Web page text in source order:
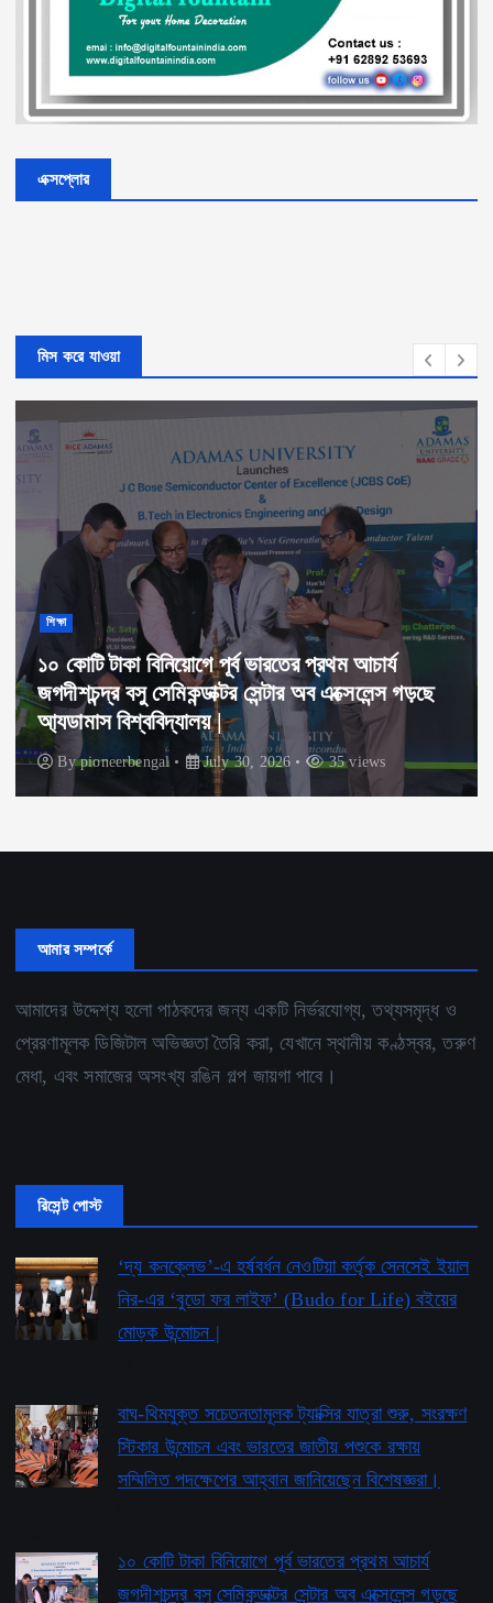
এক্সপ্লোর
মিস করে যাওয়া
শিক্ষা
১০ কোটি টাকা বিনিয়োগে পূর্ব ভারতের প্রথম আচার্য
জগদীশচন্দ্র বসু সেমিকন্ডাক্টর সেন্টার অব এক্সেলেন্স গড়ছে
আ্যডামাস বিশ্ববিদ্যালয় |
Bypioneerbengal July 30, 2026 35 views
আমার সম্পর্কে
আমাদের উদ্দেশ্য হলো পাঠকদের জন্য একটি নির্ভরযোগ্য, তথ্যসমৃদ্ধ ও
প্রেরণামূলক ডিজিটাল অভিজ্ঞতা তৈরি করা, যেখানে স্থানীয় কণ্ঠস্বর, তরুণ
মেধা, এবং সমাজের অসংখ্য রঙিন গল্প জায়গা পাবে।
রিসেন্ট পোস্ট
‘দ্য কনক্লেভ’-এ হর্ষবর্ধন নেওটিয়া কর্তৃক সেনসেই ইয়াল
নির-এর ‘বুডো ফর লাইফ’ ​​(Budo for Life) বইয়ের
মোড়ক উন্মোচন |
বাঘ-থিমযুক্ত সচেতনতামূলক ট্যাক্সির যাত্রা শুরু, সংরক্ষণ
স্টিকার উন্মোচন এবং ভারতের জাতীয় পশুকে রক্ষায়
সম্মিলিত পদক্ষেপের আহ্বান জানিয়েছেন বিশেষজ্ঞরা।
১০ কোটি টাকা বিনিয়োগে পূর্ব ভারতের প্রথম আচার্য
জগদীশচন্দ্র বসু সেমিকন্ডাক্টর সেন্টার অব এক্সেলেন্স গড়ছে